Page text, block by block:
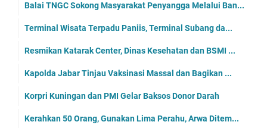
Balai TNGC Sokong Masyarakat Penyangga Melalui Ban...
Terminal Wisata Terpadu Paniis, Terminal Subang da...
Resmikan Katarak Center, Dinas Kesehatan dan BSMI ...
Kapolda Jabar Tinjau Vaksinasi Massal dan Bagikan ...
Korpri Kuningan dan PMI Gelar Baksos Donor Darah
Kerahkan 50 Orang, Gunakan Lima Perahu, Arwa Ditem...